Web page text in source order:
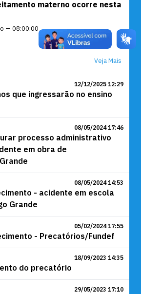
materno ocorre nesta
— 08:00:00
Veja Mais
12/12/2025 12:29
que ingressarão no ensino
08/05/2024 17:46
processo administrativo
em obra de
08/05/2024 14:53
- acidente em escola
Grande
05/02/2024 17:55
- Precatórios/Fundef
18/09/2023 14:35
do precatório
29/05/2023 17:10